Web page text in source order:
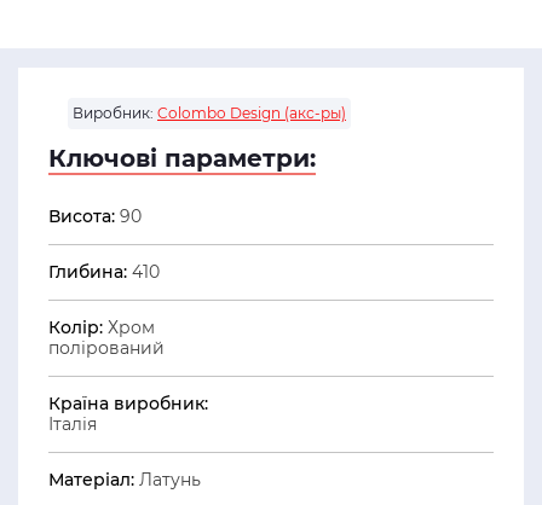
Виробник: Colombo Design (акс-ры)
Ключові параметри:
Висота: 90
Глибина: 410
Колір: Хром
полірований
Країна виробник:
Італія
Матеріал: Латунь